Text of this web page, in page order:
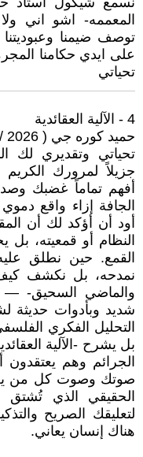
المعممه- اشو اني
توصف ضيمنا وعبوديتنا
على ايدي حكامنا
تحياتي
4 - الآلية العقائدية
حميد كوره جي ( 2026 / 7 / 1 - 22:25 )
تحياتي وتقديري لك
جزيلاً لمرورك الكريم
أفهم تماماً غضبك
الجافة إزاء واقع
أود أن أؤكد لك أن
النظام أو قمعيته، بل
القمع. حين نطلق
نمدحه، بل نكشف كيف
والماضي السحيق- —
شديد وبأدوات حديثة
التحليل الفكري
بل يشرح -الآلية
الجرائم وهم
صوتك وصوت كل من
الحقيقي الذي تُشتق
لتعليقك الصريح
هناك إنسان يعاني.